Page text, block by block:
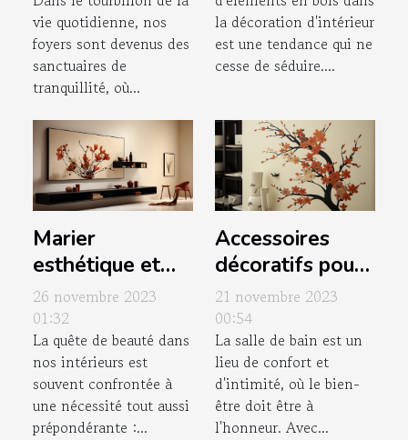
nettoyage
vie quotidienne, nos
foyers sont devenus des
sanctuaires de
tranquillité, où...
intérieure
la décoration d'intérieur
est une tendance qui ne
cesse de séduire....
Marier
esthétique et
fonctionnalité :
l'art de la
décoration
pratique
26 novembre 2023
01:32
La quête de beauté dans
nos intérieurs est
souvent confrontée à
une nécessité tout aussi
prépondérante :...
Accessoires
décoratifs pour
personnaliser
votre WC
japonais
21 novembre 2023
00:54
La salle de bain est un
lieu de confort et
d'intimité, où le bien-
être doit être à
l'honneur. Avec...